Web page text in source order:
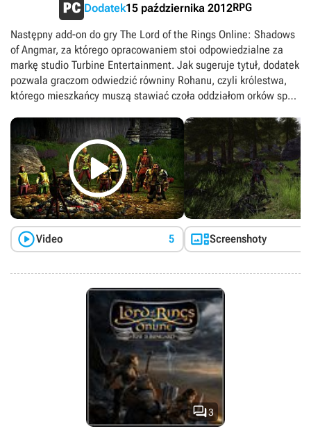
Dodatek15 października 2012RPG
Następny add-on do gry The Lord of the Rings Online: Shadows
of Angmar, za którego opracowaniem stoi odpowiedzialne za
markę studio Turbine Entertainment. Jak sugeruje tytuł, dodatek
pozwala graczom odwiedzić równiny Rohanu, czyli królestwa,
którego mieszkańcy muszą stawiać czoła oddziałom orków spod
dowodzonych przez Burnotha, syna Baldega, w walce z siłami
zła oraz zawarcie sojuszu Entami, czyli prastarymi
mieszkańcami lasu Fangorn. The Lord of the Rings Online:
Riders of Rohan powiększa świat gry o tytułową krainę
(obejmującą ponad dwukrotnie większy obszar od kopalni Moria
z pierwszego add-onu) oraz dwie mniejsze lokacje – obrzeża
wspomnianego wcześniej lasu i wzgórze Amon Hen. Na tym
jednak nie zamyka się lista nowości – w nasze ręce oddano
bowiem konia wojennego, którego otrzymujemy po wykonaniu
nowymi typami przeciwników, wśród których brylują jeźdźcy
wargów. Ponadto dosiadając rumaka, nasz bohater (który teraz
może awansować na 85 poziom doświadczenia) otrzymuje
dostęp do nowych unikalnych zdolności, a sprzymierzenie się z
innymi jeźdźcami pozwala między innymi na wykonanie szarży
czy wyprowadzenie ataku z flanki. Dopełnieniem tego
wszystkiego jest odbudowa spalonego miasta Snowborn,
dokonywana poprzez realizację setek zadań pobocznych.

Video 5 Screenshoty
3